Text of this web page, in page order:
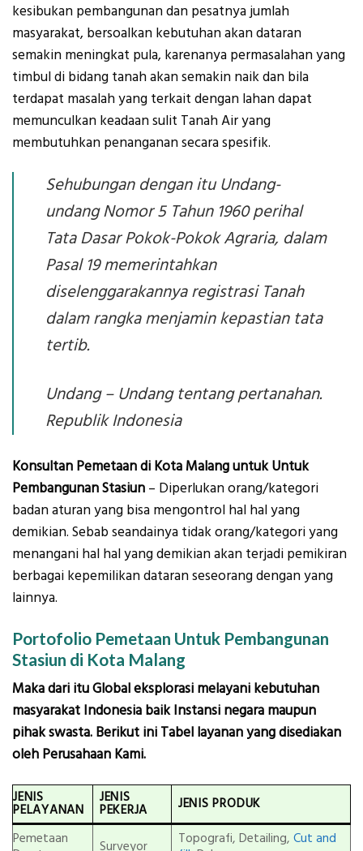
kesibukan pembangunan dan pesatnya jumlah
masyarakat, bersoalkan kebutuhan akan dataran
semakin meningkat pula, karenanya permasalahan yang
timbul di bidang tanah akan semakin naik dan bila
terdapat masalah yang terkait dengan lahan dapat
memunculkan keadaan sulit Tanah Air yang
membutuhkan penanganan secara spesifik.
Sehubungan dengan itu Undang-
undang Nomor 5 Tahun 1960 perihal
Tata Dasar Pokok-Pokok Agraria, dalam
Pasal 19 memerintahkan
diselenggarakannya registrasi Tanah
dalam rangka menjamin kepastian tata
tertib.
Undang – Undang tentang pertanahan.
Republik Indonesia
Konsultan Pemetaan di Kota Malang untuk Untuk
Pembangunan Stasiun – Diperlukan orang/kategori
badan aturan yang bisa mengontrol hal hal yang
demikian. Sebab seandainya tidak orang/kategori yang
menangani hal hal yang demikian akan terjadi pemikiran
berbagai kepemilikan dataran seseorang dengan yang
lainnya.
Portofolio Pemetaan Untuk Pembangunan
Stasiun di Kota Malang
Maka dari itu Global eksplorasi melayani kebutuhan
masyarakat Indonesia baik Instansi negara maupun
pihak swasta. Berikut ini Tabel layanan yang disediakan
oleh Perusahaan Kami.
JENIS
PELAYANAN
JENIS
PEKERJA JENIS PRODUK
Pemetaan
Surveyor Topografi, Detailing, Cut and